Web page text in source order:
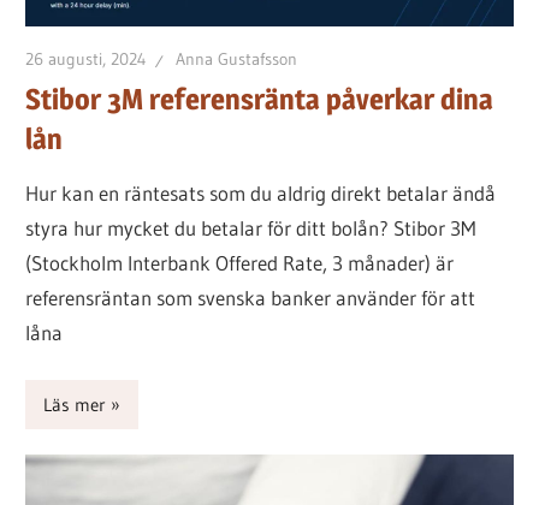
26 augusti, 2024 Anna Gustafsson
Stibor 3M referensränta påverkar dina
lån
Hur kan en räntesats som du aldrig direkt betalar ändå
styra hur mycket du betalar för ditt bolån? Stibor 3M
(Stockholm Interbank Offered Rate, 3 månader) är
referensräntan som svenska banker använder för att
låna
Läs mer